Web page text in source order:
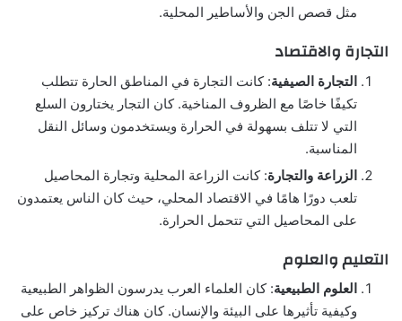
مثل قصص الجن والأساطير المحلية.
التجارة والاقتصاد
التجارة الصيفية: كانت التجارة في المناطق الحارة تتطلب
تكيفًا خاصًا مع الظروف المناخية. كان التجار يختارون السلع
التي لا تتلف بسهولة في الحرارة ويستخدمون وسائل النقل
المناسبة.
الزراعة والتجارة: كانت الزراعة المحلية وتجارة المحاصيل
تلعب دورًا هامًا في الاقتصاد المحلي، حيث كان الناس يعتمدون
على المحاصيل التي تتحمل الحرارة.
التعليم والعلوم
العلوم الطبيعية: كان العلماء العرب يدرسون الظواهر الطبيعية
وكيفية تأثيرها على البيئة والإنسان. كان هناك تركيز خاص على